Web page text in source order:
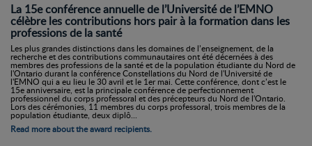
La 15e conférence annuelle de l’Université de l’EMNO
célèbre les contributions hors pair à la formation dans les
professions de la santé
Les plus grandes distinctions dans les domaines de l’enseignement, de la
recherche et des contributions communautaires ont été décernées à des
membres des professions de la santé et de la population étudiante du Nord de
l'Ontario durant la conférence Constellations du Nord de l'Université de
l'EMNO qui a eu lieu le 30 avril et le 1er mai. Cette conférence, dont c’est le
15e anniversaire, est la principale conférence de perfectionnement
professionnel du corps professoral et des précepteurs du Nord de l'Ontario.
Lors des cérémonies, 11 membres du corps professoral, trois membres de la
population étudiante, deux diplô...
Read more about the award recipients.